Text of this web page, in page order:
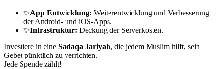
✨App-Entwicklung: Weiterentwicklung und Verbesserung
der Android- und iOS-Apps.
✨Infrastruktur: Deckung der Serverkosten.
Investiere in eine Sadaqa Jariyah, die jedem Muslim hilft, sein
Gebet pünktlich zu verrichten.
Jede Spende zählt!